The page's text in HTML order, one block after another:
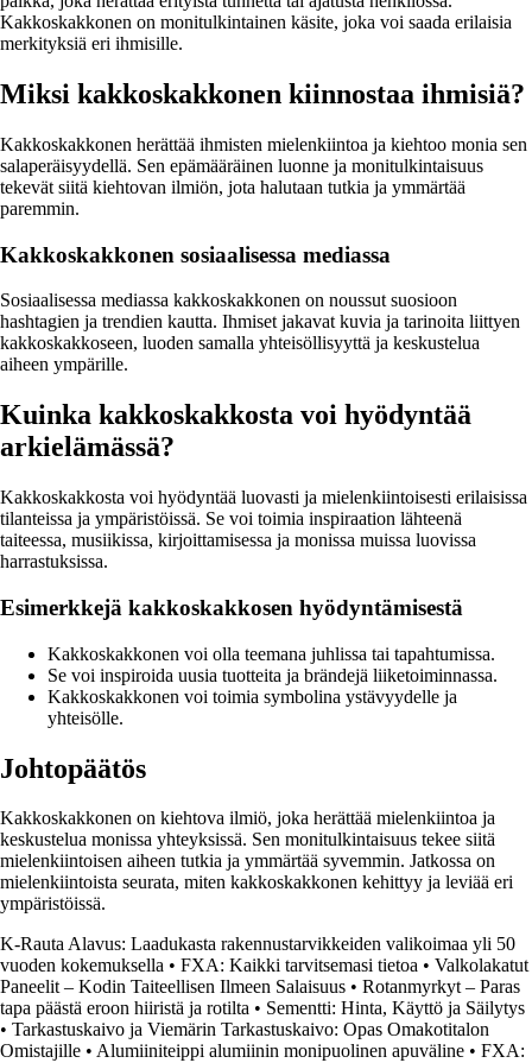
Kakkoskakkonen on monitulkintainen käsite, joka voi saada erilaisia
merkityksiä eri ihmisille.
Miksi kakkoskakkonen kiinnostaa ihmisiä?
Kakkoskakkonen herättää ihmisten mielenkiintoa ja kiehtoo monia sen
salaperäisyydellä. Sen epämääräinen luonne ja monitulkintaisuus
tekevät siitä kiehtovan ilmiön, jota halutaan tutkia ja ymmärtää
paremmin.
Kakkoskakkonen sosiaalisessa mediassa
Sosiaalisessa mediassa kakkoskakkonen on noussut suosioon
hashtagien ja trendien kautta. Ihmiset jakavat kuvia ja tarinoita liittyen
kakkoskakkoseen, luoden samalla yhteisöllisyyttä ja keskustelua
aiheen ympärille.
Kuinka kakkoskakkosta voi hyödyntää
arkielämässä?
Kakkoskakkosta voi hyödyntää luovasti ja mielenkiintoisesti erilaisissa
tilanteissa ja ympäristöissä. Se voi toimia inspiraation lähteenä
taiteessa, musiikissa, kirjoittamisessa ja monissa muissa luovissa
harrastuksissa.
Esimerkkejä kakkoskakkosen hyödyntämisestä
Kakkoskakkonen voi olla teemana juhlissa tai tapahtumissa.
Se voi inspiroida uusia tuotteita ja brändejä liiketoiminnassa.
Kakkoskakkonen voi toimia symbolina ystävyydelle ja
yhteisölle.
Johtopäätös
Kakkoskakkonen on kiehtova ilmiö, joka herättää mielenkiintoa ja
keskustelua monissa yhteyksissä. Sen monitulkintaisuus tekee siitä
mielenkiintoisen aiheen tutkia ja ymmärtää syvemmin. Jatkossa on
mielenkiintoista seurata, miten kakkoskakkonen kehittyy ja leviää eri
ympäristöissä.
K-Rauta Alavus: Laadukasta rakennustarvikkeiden valikoimaa yli 50
vuoden kokemuksella • FXA: Kaikki tarvitsemasi tietoa • Valkolakatut
Paneelit – Kodin Taiteellisen Ilmeen Salaisuus • Rotanmyrkyt – Paras
tapa päästä eroon hiiristä ja rotilta • Sementti: Hinta, Käyttö ja Säilytys
• Tarkastuskaivo ja Viemärin Tarkastuskaivo: Opas Omakotitalon
Omistajille • Alumiiniteippi alumiinin monipuolinen apuväline • FXA: